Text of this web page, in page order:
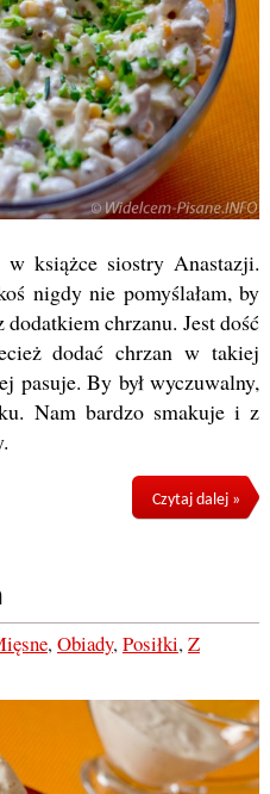
w książce siostry Anastazji.
nigdy nie pomyślałam, by
dodatkiem chrzanu. Jest dość
dodać chrzan w takiej
pasuje. By był wyczuwalny,
Nam bardzo smakuje i z
Czytaj dalej »
, Obiady, Posiłki, Z